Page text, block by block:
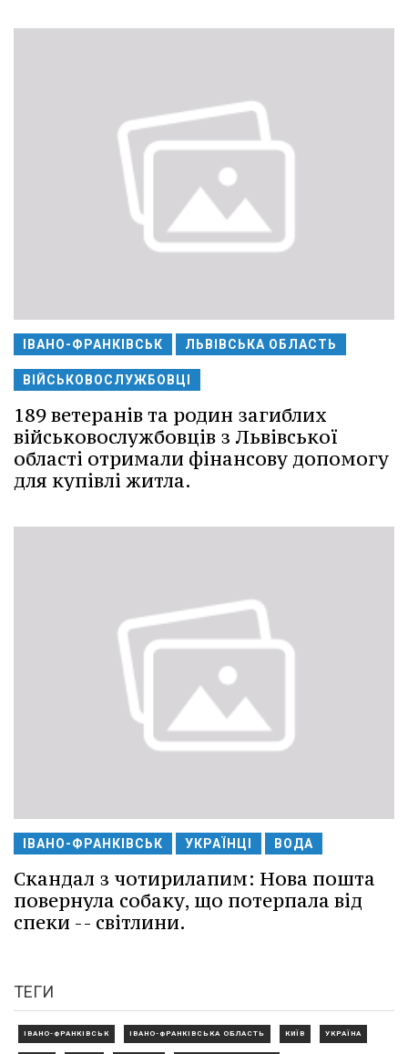
ІВАНО-ФРАНКІВСЬК ЛЬВІВСЬКА ОБЛАСТЬ
ВІЙСЬКОВОСЛУЖБОВЦІ
189 ветеранів та родин загиблих
військовослужбовців з Львівської
області отримали фінансову допомогу
для купівлі житла.
ІВАНО-ФРАНКІВСЬК УКРАЇНЦІ ВОДА
Скандал з чотирилапим: Нова пошта
повернула собаку, що потерпала від
спеки -- світлини.
ТЕГИ
ІВАНО-ФРАНКІВСЬК ІВАНО-ФРАНКІВСЬКА ОБЛАСТЬ КИЇВ УКРАЇНА